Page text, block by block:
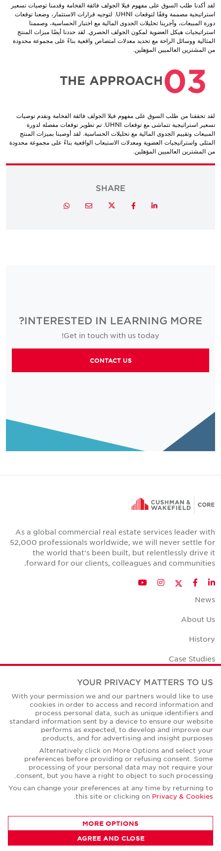
لقد أكدنا طلب السوق على مفهوم فيلا الجولف فائقة الفخامة وقدمنا توصيات تسعير
استراتيجية مصممة وفقًا لتوقعات UHNI. لتوجيه قرارات الاستثمار، وضعنا توقعات
دورة المبيعات، وأجرينا تحليلات الجدوى المالية مع اختبار الحساسية، وصممنا
استراتيجيات هيكل العضوية لمكون الجولف الحصري. لقد حددنا أيضًا ميزات المنتج
المثالية ووسائل الراحة مع تحديد معدلات امتصاص واقعية بناءً على مجموعة محدودة
من المشترين العالميين المؤهلين.
03
THE APPROACH
لقد تحققنا من طلب السوق على مفهوم فيلا الجولف فائقة الفخامة ونقدم توصيات
تسعير استراتيجية تتماشى مع توقعات UHNI. تم تطوير توقعات مفصلة لدورة
المبيعات وتقييم الجدوى المالية مع تحليلات الحساسية. لقد أوصينا بميزات المنتج
المثلى واستراتيجيات العضوية ومعدلات الاستيعاب الواقعية بناءً على مجموعة محدودة
من المشترين العالميين المؤهلين.
SHARE
LinkedIn
Facebook
Twitter
Email
Whatsapp
INTERESTED IN LEARNING MORE?
Get in touch with us today!
CONTACT US
As a global commercial real estate services leader with
52,000 professionals worldwide, we will never settle for
the world that's been built, but relentlessly drive it
forward for our clients, colleagues and communities.
LinkedIn
Facebook
Twitter
Instagram
YouTube
News
About Us
History
Case Studies
Office Space Calculator
Careers
Contact Us
Office Locations
Corporate Social Responsibility
YOUR PRIVACY MATTERS TO US
With your permission we and our partners would like to use
cookies in order to access and record information and
process personal data, such as unique identifiers and
standard information sent by a device to ensure our website
performs as expected, to develop and improve our
products, and for advertising and insight purposes.
Alternatively click on More Options and select your
preferences before providing or refusing consent. Some
processing of your personal data may not require your
consent, but you have a right to object to such processing.
You can change your preferences at any time by returning to
this site or clicking on Privacy & Cookies
MORE OPTIONS
AGREE AND CLOSE